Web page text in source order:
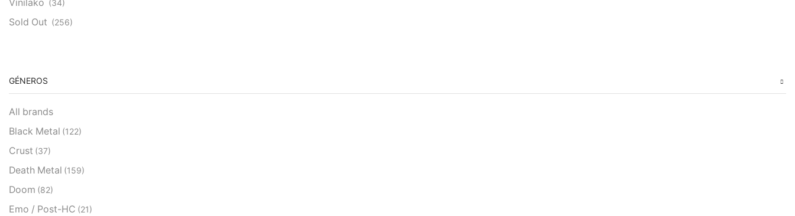
Vinilako (34)
Sold Out (256)
GÉNEROS
All brands
Black Metal (122)
Crust (37)
Death Metal (159)
Doom (82)
Emo / Post-HC (21)